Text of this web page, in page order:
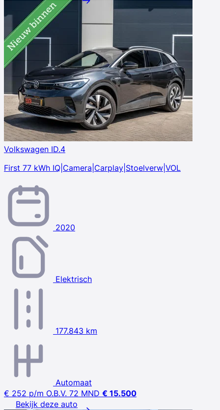
Volkswagen ID.4
First 77 kWh IQ|Camera|Carplay|Stoelverw|VOL
2020
Elektrisch
177.843 km
Automaat
€ 252 p/m O.B.V. 72 MND € 15.500
Bekijk deze auto